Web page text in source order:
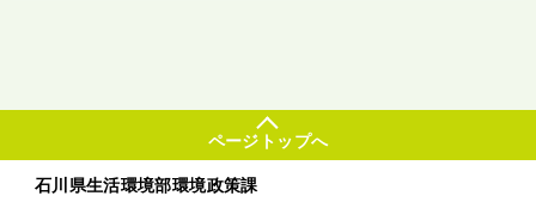
ページトップへ
石川県生活環境部環境政策課